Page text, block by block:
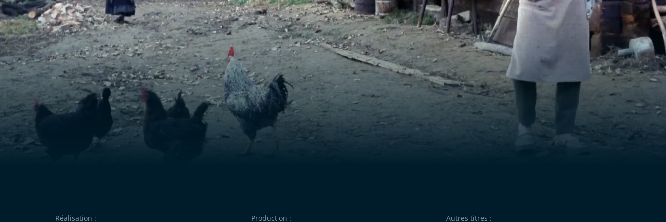
meurt en accouchant peu de temps après. Maintenant que Toni est
de nouveau libre, Leni lui fait la cour et détruit sa relation avec
Muckerl.
Réalisation : Production : Autres titres :